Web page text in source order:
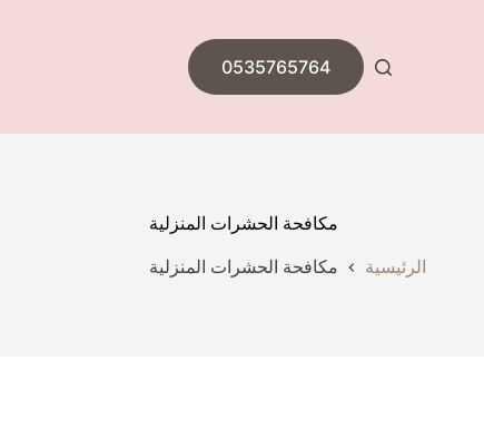
0535765764
مكافحة الحشرات المنزلية
الرئيسية مكافحة الحشرات المنزلية